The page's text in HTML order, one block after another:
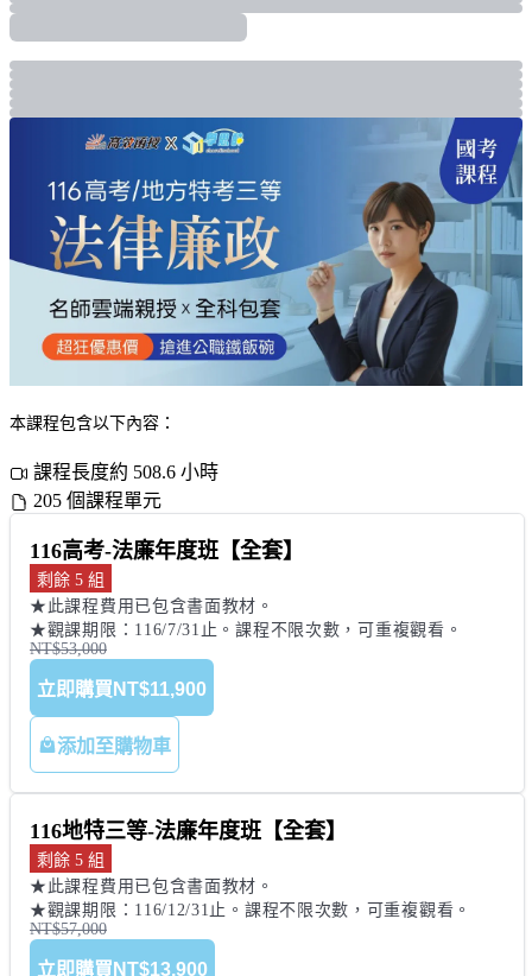
本課程包含以下內容：
課程長度約 508.6 小時
205 個課程單元
116高考-法廉年度班【全套】
剩餘 5 組
★此課程費用已包含書面教材。
★觀課期限：116/7/31止。課程不限次數，可重複觀看。
NT$53,000
立即購買 NT$11,900
添加至購物車
116地特三等-法廉年度班【全套】
剩餘 5 組
★此課程費用已包含書面教材。
★觀課期限：116/12/31止。課程不限次數，可重複觀看。
NT$57,000
立即購買 NT$13,900